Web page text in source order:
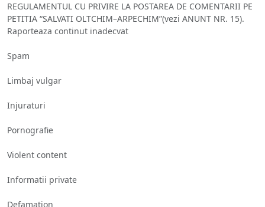
REGULAMENTUL CU PRIVIRE LA POSTAREA DE COMENTARII PE
PETITIA “SALVATI OLTCHIM–ARPECHIM”(vezi ANUNT NR. 15).
Raporteaza continut inadecvat
Spam
Limbaj vulgar
Injuraturi
Pornografie
Violent content
Informatii private
Defamation